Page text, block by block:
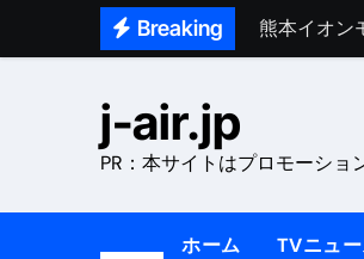
Breaking
熊本イオン
【医者が教
中町綾が2
j-air.jp
PR：本サイトはプロモーショ
ホーム TVニュ